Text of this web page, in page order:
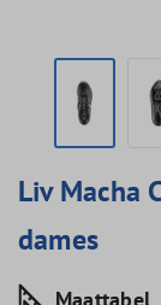
Liv Macha
dames